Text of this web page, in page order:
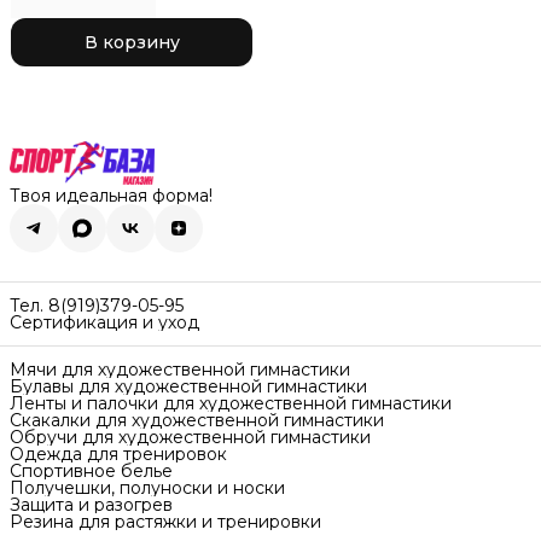
соревнований, цвет
розовый Rose Pink
В корзину
Твоя идеальная форма!
Тел. 8(919)379-05-95
Сертификация и уход
Мячи для художественной гимнастики
Булавы для художественной гимнастики
Ленты и палочки для художественной гимнастики
Скакалки для художественной гимнастики
Обручи для художественной гимнастики
Одежда для тренировок
Спортивное белье
Получешки, полуноски и носки
Защита и разогрев
Резина для растяжки и тренировки